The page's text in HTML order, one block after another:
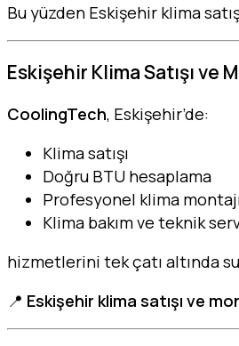
Bu yüzden Eskişehir klima
Eskişehir Klima Satışı ve
CoolingTech, Eskişehir’de:
Klima satışı
Doğru BTU hesaplama
Profesyonel klima
Klima bakım ve teknik
hizmetlerini tek çatı altında
📍 Eskişehir klima satışı ve